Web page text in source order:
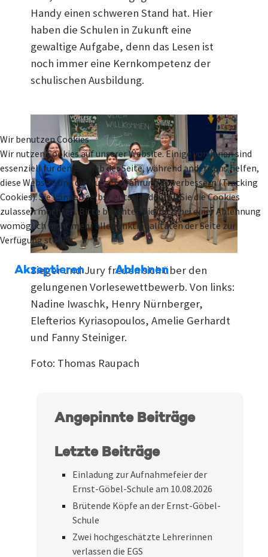
Handy einen schweren Stand hat. Hier
haben die Schulen in Zukunft eine
gewaltige Aufgabe, denn das Lesen ist
noch immer eine Kernkompetenz der
schulischen Ausbildung.
Sieger und Jury freuen sich über den
gelungenen Vorlesewettbewerb. Von links:
Nadine Iwaschk, Henry Nürnberger,
Elefterios Kyriasopoulos, Amelie Gerhardt
und Fanny Steiniger.
Foto: Thomas Raupach
Angepinnte Beiträge
Letzte Beiträge
Einladung zur Aufnahmefeier der
Ernst-Göbel-Schule am 10.08.2026
Brütende Köpfe an der Ernst-Göbel-
Schule
Zwei hochgeschätzte Lehrerinnen
verlassen die EGS
Wir benutzen Cookies
Wir nutzen Cookies auf unserer Website. Einige von ihnen sind
essenziell für den Betrieb der Seite, während andere uns helfen,
diese Website und die Nutzererfahrung zu verbessern (Tracking
Cookies). Sie können selbst entscheiden, ob Sie die Cookies
zulassen möchten. Bitte beachten Sie, dass bei einer Ablehnung
womöglich nicht mehr alle Funktionalitäten der Seite zur
Verfügung stehen.
Akzeptieren Ablehnen